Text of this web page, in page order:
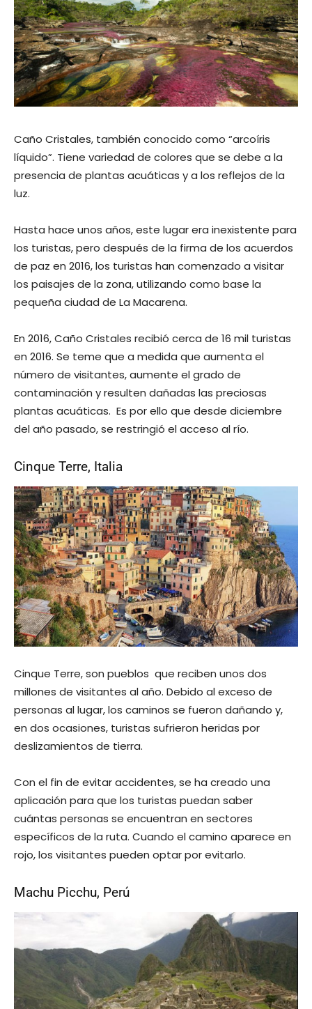
Caño Cristales, también conocido como “arcoíris
líquido”. Tiene variedad de colores que se debe a la
presencia de plantas acuáticas y a los reflejos de la
luz.
Hasta hace unos años, este lugar era inexistente para
los turistas, pero después de la firma de los acuerdos
de paz en 2016, los turistas han comenzado a visitar
los paisajes de la zona, utilizando como base la
pequeña ciudad de La Macarena.
En 2016, Caño Cristales recibió cerca de 16 mil turistas
en 2016. Se teme que a medida que aumenta el
número de visitantes, aumente el grado de
contaminación y resulten dañadas las preciosas
plantas acuáticas. Es por ello que desde diciembre
del año pasado, se restringió el acceso al río.
Cinque Terre, Italia
Cinque Terre, son pueblos que reciben unos dos
millones de visitantes al año. Debido al exceso de
personas al lugar, los caminos se fueron dañando y,
en dos ocasiones, turistas sufrieron heridas por
deslizamientos de tierra.
Con el fin de evitar accidentes, se ha creado una
aplicación para que los turistas puedan saber
cuántas personas se encuentran en sectores
específicos de la ruta. Cuando el camino aparece en
rojo, los visitantes pueden optar por evitarlo.
Machu Picchu, Perú